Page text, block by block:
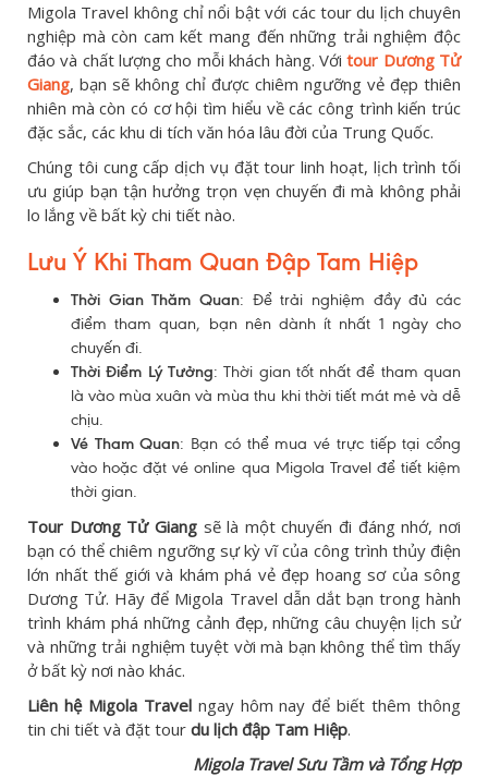
Migola Travel không chỉ nổi bật với các tour du lịch chuyên
nghiệp mà còn cam kết mang đến những trải nghiệm độc
đáo và chất lượng cho mỗi khách hàng. Vớitour Dương Tử
Giang, bạn sẽ không chỉ được chiêm ngưỡng vẻ đẹp thiên
nhiên mà còn có cơ hội tìm hiểu về các công trình kiến trúc
đặc sắc, các khu di tích văn hóa lâu đời của Trung Quốc.
Chúng tôi cung cấp dịch vụ đặt tour linh hoạt, lịch trình tối
ưu giúp bạn tận hưởng trọn vẹn chuyến đi mà không phải
lo lắng về bất kỳ chi tiết nào.
Lưu Ý Khi Tham Quan Đập Tam Hiệp
Thời Gian Thăm Quan: Để trải nghiệm đầy đủ các
điểm tham quan, bạn nên dành ít nhất 1 ngày cho
chuyến đi.
Thời Điểm Lý Tưởng: Thời gian tốt nhất để tham quan
là vào mùa xuân và mùa thu khi thời tiết mát mẻ và dễ
chịu.
Vé Tham Quan: Bạn có thể mua vé trực tiếp tại cổng
vào hoặc đặt vé online qua Migola Travel để tiết kiệm
thời gian.
Tour Dương Tử Giangsẽ là một chuyến đi đáng nhớ, nơi
bạn có thể chiêm ngưỡng sự kỳ vĩ của công trình thủy điện
lớn nhất thế giới và khám phá vẻ đẹp hoang sơ của sông
Dương Tử. Hãy để Migola Travel dẫn dắt bạn trong hành
trình khám phá những cảnh đẹp, những câu chuyện lịch sử
và những trải nghiệm tuyệt vời mà bạn không thể tìm thấy
ở bất kỳ nơi nào khác.
Liên hệ Migola Travelngay hôm nay để biết thêm thông
tin chi tiết và đặt tour du lịch đập Tam Hiệp.
Migola Travel Sưu Tầm và Tổng Hợp